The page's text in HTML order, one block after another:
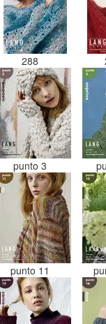
288
punto 3
punto 11